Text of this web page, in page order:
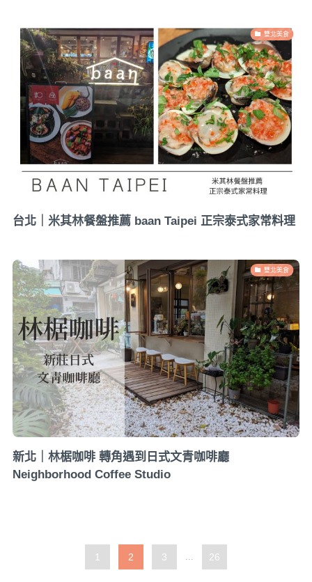
雙北美食
台北｜米其林餐盤推薦 baan Taipei 正宗泰式家常料理
雙北美食
新北｜林椐咖啡 轉角遇到日式文青咖啡廳
Neighborhood Coffee Studio
1 2 3 26